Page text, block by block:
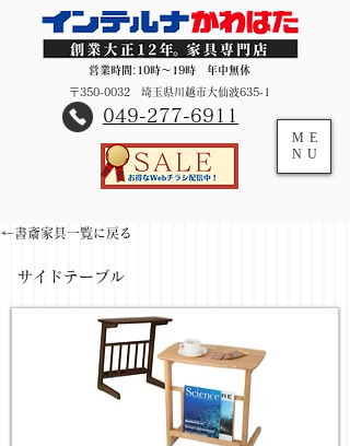
営業時間:10時～19時 年中無休
〒350-0032 埼玉県川越市大仙波635-1
​049-277-6911
ME
NU
←書斎家具一覧に戻る
サイドテーブル